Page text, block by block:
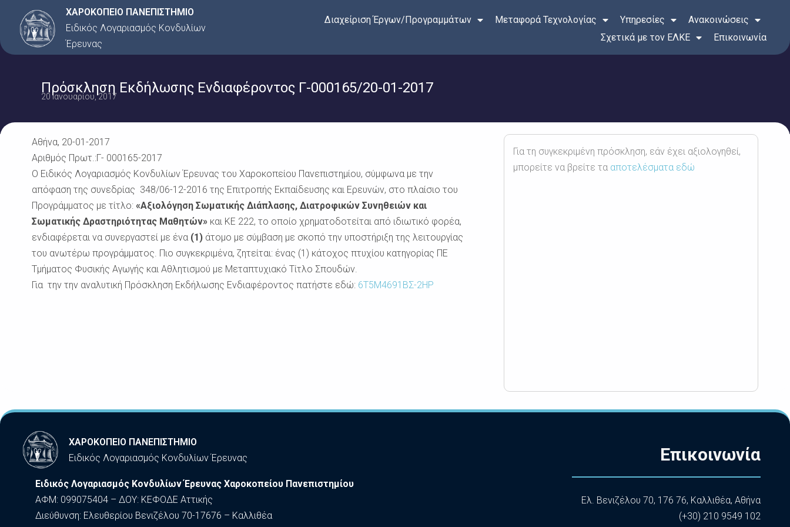
Μετάβαση
περιεχόμενο
ΧΑΡΟΚΟΠΕΙΟ ΠΑΝΕΠΙΣΤΗΜΙΟ
Ειδικός Λογαριασμός Κονδυλίων
Έρευνας
Διαχείριση Έργων/Προγραμμάτων Μεταφορά Τεχνολογίας Υπηρεσίες
Ανακοινώσεις
Σχετικά με τον ΕΛΚΕ
Επικοινωνία
Πρόσκληση Εκδήλωσης Ενδιαφέροντος Γ-000165/20-01-2017
20 Ιανουαρίου, 2017
Αθήνα, 20-01-2017
Αριθμός Πρωτ.:Γ- 000165-2017
Ο Ειδικός Λογαριασμός Κονδυλίων Έρευνας του Χαροκοπείου Πανεπιστημίου, σύμφωνα με την
απόφαση της συνεδρίας 348/06-12-2016 της Επιτροπής Εκπαίδευσης και Ερευνών, στο πλαίσιο του
Προγράμματος με τίτλο: «Αξιολόγηση Σωματικής Διάπλασης, Διατροφικών Συνηθειών και
Σωματικής Δραστηριότητας Μαθητών»και ΚΕ 222, το οποίο χρηματοδοτείται από ιδιωτικό φορέα,
ενδιαφέρεται να συνεργαστεί με ένα (1) άτομο με σύμβαση με σκοπό την υποστήριξη της λειτουργίας
του ανωτέρω προγράμματος. Πιο συγκεκριμένα, ζητείται: ένας (1) κάτοχος πτυχίου κατηγορίας ΠΕ
Τμήματος Φυσικής Αγωγής και Αθλητισμού με Μεταπτυχιακό Τίτλο Σπουδών.
Για την την αναλυτική Πρόσκληση Εκδήλωσης Ενδιαφέροντος πατήστε εδώ: 6Τ5Μ4691ΒΣ-2ΗΡ
Για τη συγκεκριμένη πρόσκληση, εάν έχει αξιολογηθεί,
μπορείτε να βρείτε τα αποτελέσματα εδώ
ΧΑΡΟΚΟΠΕΙΟ ΠΑΝΕΠΙΣΤΗΜΙΟ
Ειδικός Λογαριασμός Κονδυλίων Έρευνας
Ειδικός Λογαριασμός Κονδυλίων Έρευνας Χαροκοπείου Πανεπιστημίου
ΑΦΜ: 099075404 – ΔΟΥ: ΚΕΦΟΔΕ Αττικής
Διεύθυνση: Ελευθερίου Βενιζέλου 70-17676 – Καλλιθέα
Επικοινωνία
Ελ. Βενιζέλου 70, 176 76, Καλλιθέα, Αθήνα
(+30) 210 9549 102